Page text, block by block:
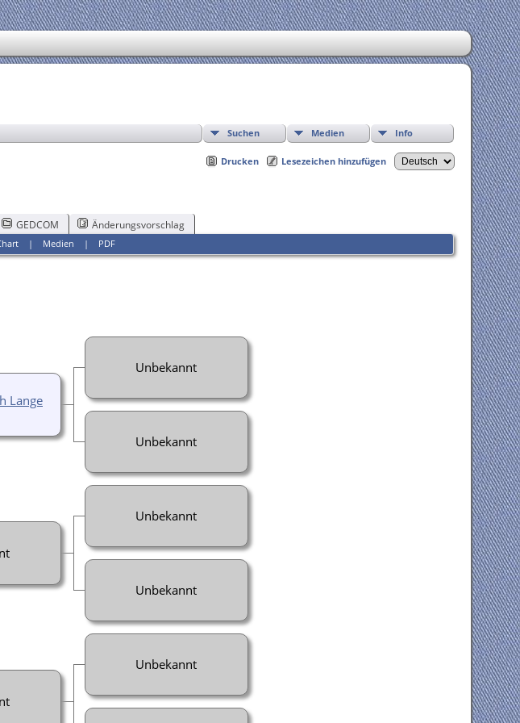
Suchen Medien Info
Drucken Lesezeichen hinzufügen
GEDCOM Änderungsvorschlag
| Medien | PDF
Lange
Unbekannt
Unbekannt
Unbekannt
Unbekannt
Unbekannt